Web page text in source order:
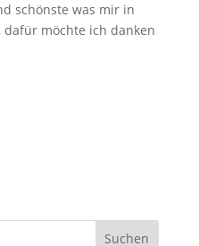
schönste was mir in
möchte ich danken